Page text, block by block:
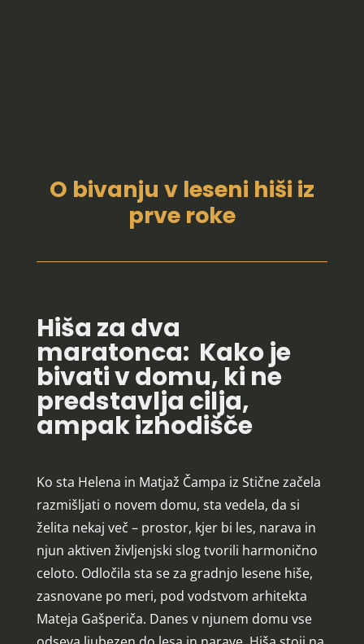
O bivanju v leseni hiši iz
prve roke
Hiša za dva
maratonca: Kako je
bivati v domu, ki ne
predstavlja cilja,
ampak izhodišče
Ko sta Helena in Matjaž Čampa iz Stične začela
razmišljati o novem domu, sta vedela, da si
želita nekaj več – prostor, kjer bi les, narava in
njun aktiven življenjski slog tvorili harmonično
celoto. Odločila sta se za gradnjo lesene hiše,
zasnovane po meri, pod vodstvom arhitekta
Mateja Gašperiča. Danes v njunem domu vse